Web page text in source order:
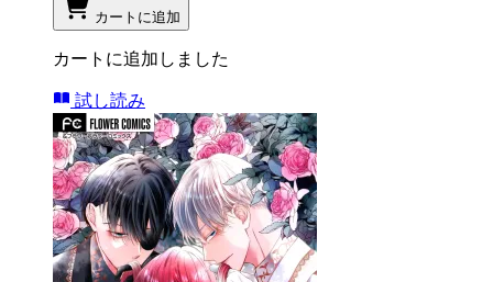
カートに追加
カートに追加しました
試し読み